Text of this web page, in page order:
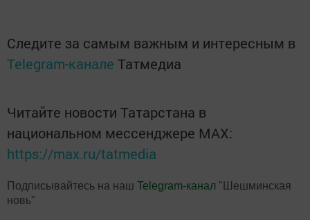
Следите за самым важным и интересным в
Telegram-канале Татмедиа
Читайте новости Татарстана в
национальном мессенджере MАХ:
https://max.ru/tatmedia
Подписывайтесь на наш Telegram-канал "Шешминская
новь"